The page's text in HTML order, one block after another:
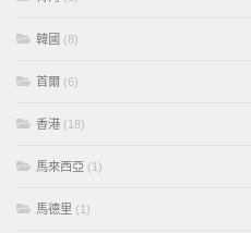
韓國 (8)
首爾 (6)
香港 (18)
馬來西亞 (1)
馬德里 (1)